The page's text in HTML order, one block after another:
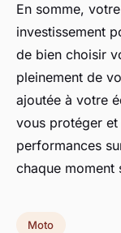
En somme, votre
investissement
de bien choisir
pleinement de
ajoutée à votre
vous protéger
performances
chaque moment
Moto